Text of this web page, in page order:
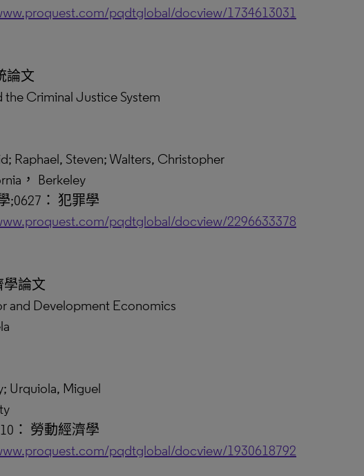
pqdtglobal/docview/1734613031
論文
the Criminal Justice System
Raphael, Steven; Walters, Christopher
， Berkeley
;0627： 犯罪學
pqdtglobal/docview/2296633378
學論文
and Development Economics
Urquiola, Miguel
： 勞動經濟學
pqdtglobal/docview/1930618792